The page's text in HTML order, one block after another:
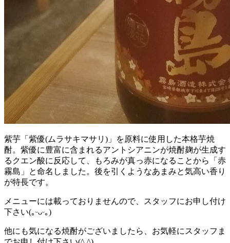
紫芋「紫優(ムラサキマサリ)」を原料に使用した本格芋焼
酎。紫優に豊富に含まれるアントシアニンが焼酎麹が生成す
るクエン酸に反応して、もろみが真っ赤になることから「赤
霧島」と命名しました。後を引くようなあまみと気高い香り
が特長です。
メニューには載っておりませんので、スタッフにお申し付け
下さい(｡ᵕᴗᵕ｡)
他にも気になる焼酎がございましたら、お気軽にスタッフま